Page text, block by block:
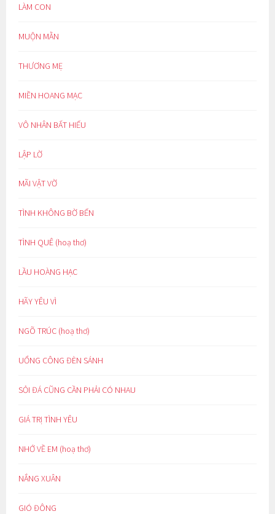
LÀM CON
MUỘN MẰN
THƯƠNG MẸ
MIỀN HOANG MẠC
VÔ NHÂN BẤT HIẾU
LẬP LỜ
MÃI VẬT VỜ
TÌNH KHÔNG BỜ BẾN
TÌNH QUÊ (hoạ thơ)
LẦU HOÀNG HẠC
HÃY YÊU VÌ
NGÕ TRÚC (hoạ thơ)
UỔNG CÔNG ĐÈN SÁNH
SỎI ĐÁ CŨNG CẦN PHẢI CÓ NHAU
GIÁ TRỊ TÌNH YÊU
NHỚ VỀ EM (hoạ thơ)
NẮNG XUÂN
GIÓ ĐÔNG